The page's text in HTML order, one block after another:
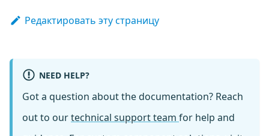
Редактировать эту страницу
NEED HELP?
Got a question about the documentation? Reach
out to ourtechnical support team for help and